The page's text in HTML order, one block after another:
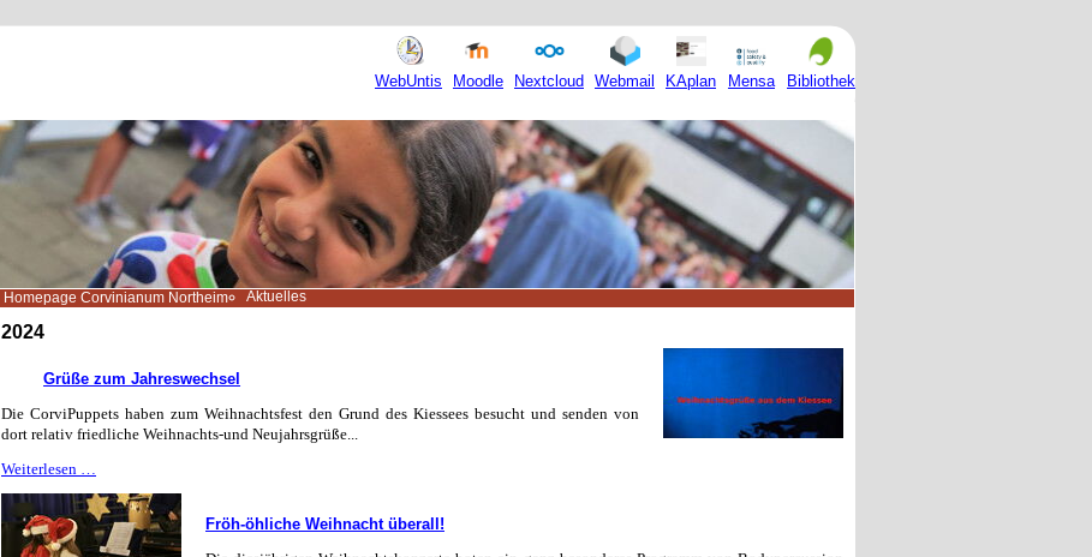
WebUntis Moodle Nextcloud Webmail KAplan Mensa Bibliothek
Homepage Corvinianum Northeim Aktuelles
2024
Grüße zum Jahreswechsel
Die CorviPuppets haben zum Weihnachtsfest den Grund des Kiessees besucht und senden von
dort relativ friedliche Weihnachts-und Neujahrsgrüße...
Weiterlesen …
Jahreswechsel
Fröh-öhliche Weihnacht überall!